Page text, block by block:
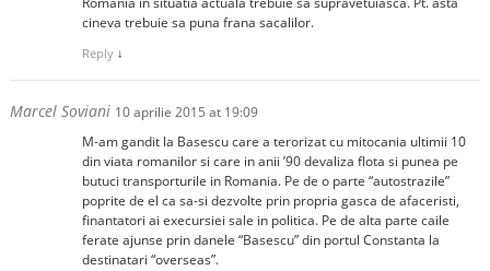
cineva trebuie sa puna frana sacalilor.
Reply ↓
Marcel Soviani 10 aprilie 2015 at 19:09
M-am gandit la Basescu care a terorizat cu mitocania ultimii 10
din viata romanilor si care in anii ’90 devaliza flota si punea pe
butuci transporturile in Romania. Pe de o parte “autostrazile”
poprite de el ca sa-si dezvolte prin propria gasca de afaceristi,
finantatori ai execursiei sale in politica. Pe de alta parte caile
ferate ajunse prin danele “Basescu” din portul Constanta la
destinatari “overseas”.